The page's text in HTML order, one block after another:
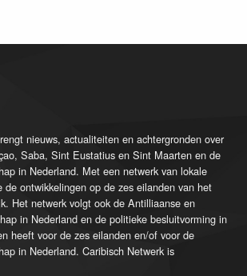
nieuws, actualiteiten en achtergronden over
Saba, Sint Eustatius en Sint Maarten en de
in Nederland. Met een netwerk van lokale
de ontwikkelingen op de zes eilanden van het
Het netwerk volgt ook de Antilliaanse en
in Nederland en de politieke besluitvorming in
heeft voor de zes eilanden en/of voor de
in Nederland. Caribisch Netwerk is